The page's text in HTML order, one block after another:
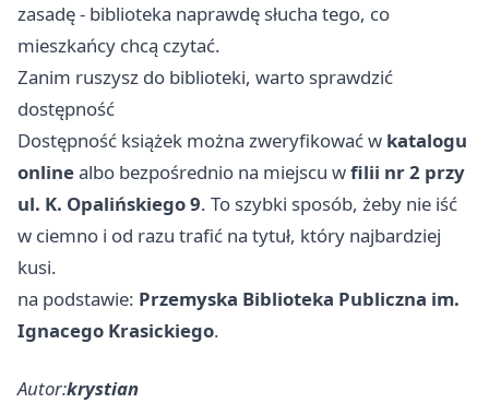
zasadę - biblioteka naprawdę słucha tego, co
mieszkańcy chcą czytać.
Zanim ruszysz do biblioteki, warto sprawdzić
dostępność
Dostępność książek można zweryfikować w katalogu
onlinealbo bezpośrednio na miejscu wfilii nr 2 przy
ul. K. Opalińskiego 9. To szybki sposób, żeby nie iść
w ciemno i od razu trafić na tytuł, który najbardziej
kusi.
na podstawie: Przemyska Biblioteka Publiczna im.
Ignacego Krasickiego.
Autor:krystian